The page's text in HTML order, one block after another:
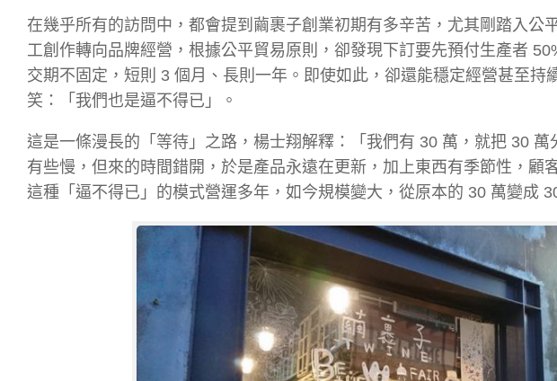
在幾乎所有的訪問中，都會提到繭裹子創業初期有多辛苦，尤其剛踏入公
工創作轉向品牌經營，根據公平貿易原則，卻發現下訂要先預付生產者
交期不固定，短則 3 個月、長則一年。即使如此，卻還能穩定經營甚至持
笑：「我們也是逼不得已」。
這是一條漫長的「等待」之路，楊士翔解釋：「我們有 30 萬，就把 30
有些慢，但來的時間錯開，於是產品永遠在更新，加上東西有季節性，顧
這種「逼不得已」的模式營運多年，如今規模變大，從原本的 30 萬變成